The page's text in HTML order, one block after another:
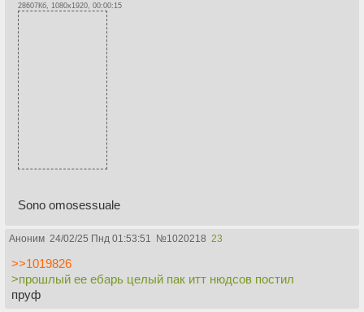
28607Кб, 1080x1920, 00:00:15
Sono omosessuale
Аноним 24/02/25 Пнд 01:53:51 №1020218 23
>>1019826
>прошлый ее ебарь целый пак итт нюдсов постил
пруф